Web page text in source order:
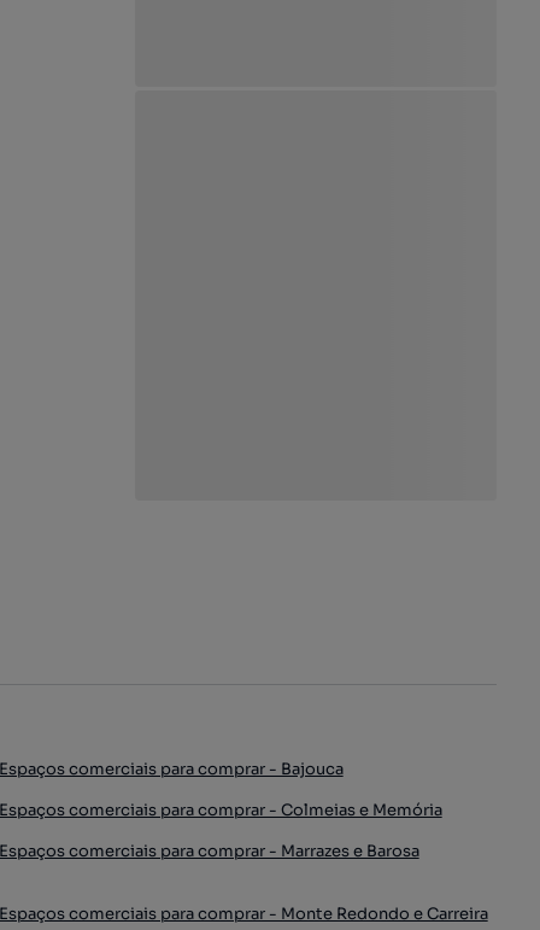
Espaços comerciais para comprar - Bajouca
Espaços comerciais para comprar - Colmeias e Memória
Espaços comerciais para comprar - Marrazes e Barosa
Espaços comerciais para comprar - Monte Redondo e Carreira